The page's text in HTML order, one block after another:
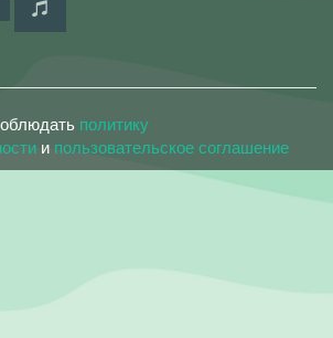
политику
и пользовательское соглашение